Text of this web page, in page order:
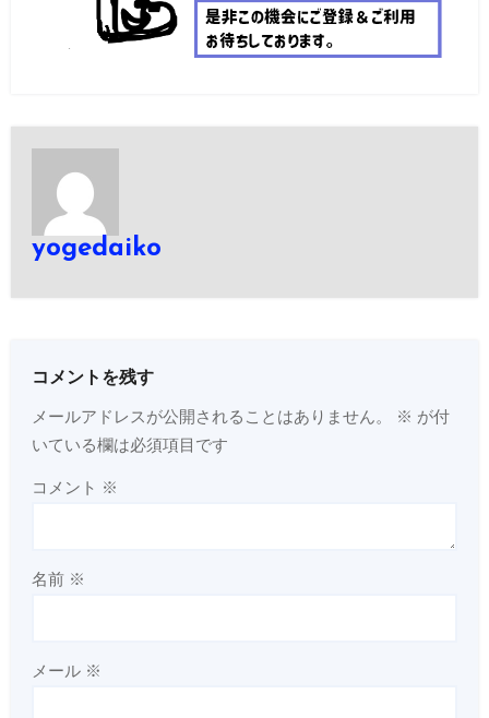
yogedaiko
コメントを残す
メールアドレスが公開されることはありません。 ※ が付
いている欄は必須項目です
コメント ※
名前 ※
メール ※